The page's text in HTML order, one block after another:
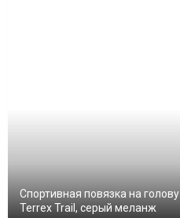
Спортивная повязка на голову
Terrex Trail, серый меланж